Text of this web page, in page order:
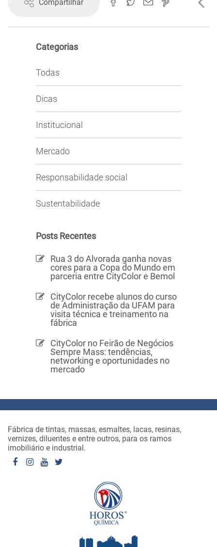
Compartilhar
Categorias
Todas
Dicas
Institucional
Mercado
Responsabilidade social
Sustentabilidade
Posts Recentes
Rua 3 do Alvorada ganha novas
cores para a Copa do Mundo em
parceria entre CityColor e Bemol
CityColor recebe alunos do curso
de Administração da UFAM para
visita técnica e treinamento na
fábrica
CityColor no Feirão de Negócios
Sempre Mass: tendências,
networking e oportunidades no
mercado
Fábrica de tintas, massas, esmaltes, lacas, resinas,
vernizes, diluentes e entre outros, para os ramos
imobiliário e industrial.